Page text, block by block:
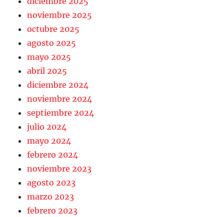
noviembre 2025
octubre 2025
agosto 2025
mayo 2025
abril 2025
diciembre 2024
noviembre 2024
septiembre 2024
julio 2024
mayo 2024
febrero 2024
noviembre 2023
agosto 2023
marzo 2023
febrero 2023